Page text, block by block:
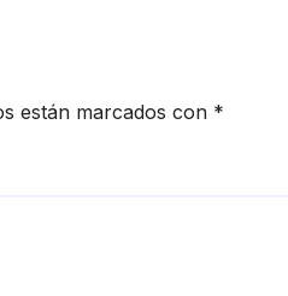
están marcados con *